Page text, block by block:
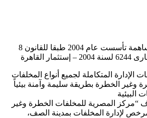
إكوكنسرف شركة مساهمة تأسست عام 2004 طبقا للقانون 8
المتكاملة لجميع أنواع المخلفات
وغير الخطرة بطريقة سليمة وآمنة بيئياً
البيئية
“مركز المصرية للمخلفات الخطرة وغير
لإدارة المخلفات بمدينة الصف،